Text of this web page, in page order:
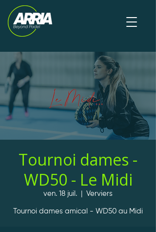
Tournoi dames -
WD50 - Le Midi
ven. 18 juil. Verviers
Tournoi dames amical - WD50 au Midi